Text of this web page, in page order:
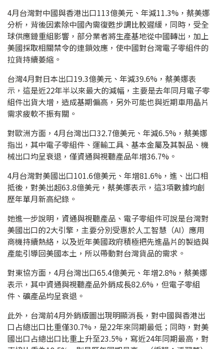
4月台灣對中國與香港出口113億美元、年減11.3%，蔡美娜
分析，背後因素除中國內需復甦步調比較遲緩，同時，受全
球供應鏈重組影響，部分業者將生產基地從中國轉出，加上
美國採取相關禁令的連鎖效應，使中國對台灣電子零組件的
拉貨持續萎縮。
台灣4月對日本出口19.3億美元、年減39.6%，蔡美娜表
示，這是近22年半以來最大的減幅，主要是去年同月電子零
組件出貨大增，造成基期偏高，另外可能也與近期車用晶片
需求疲軟不振有關。
對歐洲方面，4月台灣出口32.7億美元、年減6.5%，蔡美娜
指出，其中電子零組件、運輸工具、基本金屬及其製品、機
械出口均呈衰退，僅資通與視聽產品年增36.7%。
4月台灣對美國出口101.6億美元、年增81.6%，進、出口相
抵後，對美出超63.8億美元，蔡美娜表示，這3項數據均創
歷年單月新高紀錄。
她進一步說明，資通與視聽產品、電子零組件可說是台灣對
美國出口的2大引擎，主要分別受惠於人工智慧（AI）應用
商機持續熱絡，以及近年美國政府積極把先進晶片的製造與
產能引導回美國本土，所以帶動對台灣貨品的需求。
對東協方面，4月台灣出口65.4億美元、年增2.8%，蔡美娜
表示，其中資通與視聽產品外銷成長82.6%，但電子零組
件、礦產品均呈衰退。
此外，台灣前4月外銷版圖出現明顯消長，對中國與香港出
口占總出口比重僅30.7%，是22年來同期最低；同時，對美
國出口占總出口比重上升至23.5%，寫近24年同期最高，對